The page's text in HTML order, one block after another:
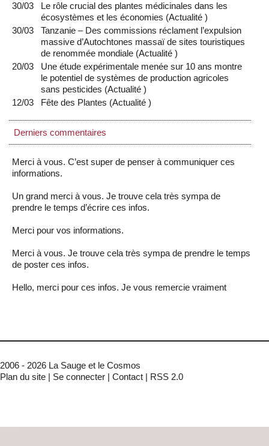
30/03
Le rôle crucial des plantes médicinales dans les
écosystèmes et les économies (Actualité)
30/03
Tanzanie – Des commissions réclament l’expulsion
massive d’Autochtones massaï de sites touristiques
de renommée mondiale (Actualité)
20/03
Une étude expérimentale menée sur 10 ans montre
le potentiel de systèmes de production agricoles
sans pesticides (Actualité)
12/03
Fête des Plantes (Actualité)
Derniers commentaires
Merci à vous. C’est super de penser à communiquer ces
informations.
Un grand merci à vous. Je trouve cela très sympa de
prendre le temps d’écrire ces infos.
Merci pour vos informations.
Merci à vous. Je trouve cela très sympa de prendre le temps
de poster ces infos.
Hello, merci pour ces infos. Je vous remercie vraiment
2006 - 2026 La Sauge et le Cosmos
Plan du site | Se connecter | Contact | RSS 2.0